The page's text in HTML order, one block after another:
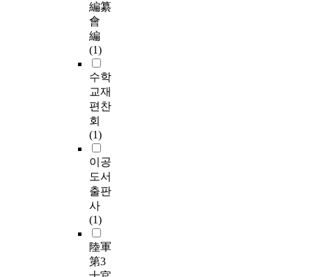
編纂
會
編
(1)
수학
교재
편찬
회
(1)
이공
도서
출판
사
(1)
陸軍
第3